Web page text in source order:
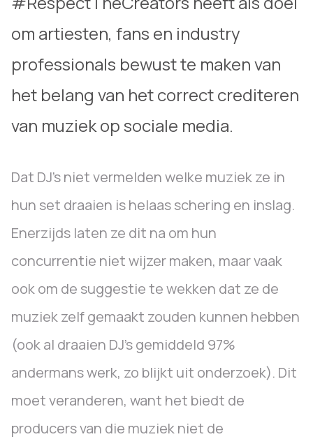
om artiesten, fans en industry
professionals bewust te maken van
het belang van het correct crediteren
van muziek op sociale media.
Dat DJ’s niet vermelden welke muziek ze in
hun set draaien is helaas schering en inslag.
Enerzijds laten ze dit na om hun
concurrentie niet wijzer maken, maar vaak
ook om de suggestie te wekken dat ze de
muziek zelf gemaakt zouden kunnen hebben
(ook al draaien DJ’s gemiddeld 97%
andermans werk, zo blijkt uit onderzoek). Dit
moet veranderen, want het biedt de
producers van die muziek niet de